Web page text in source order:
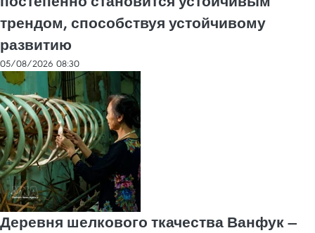
трендом, способствуя устойчивому
развитию
05/08/2026 08:30
Деревня шелкового ткачества Ванфук —